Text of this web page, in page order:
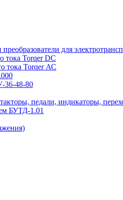
для
тока Torqer DC
тока Torqer АС
36-48-80
педали, индикаторы,
БУТД-1.01